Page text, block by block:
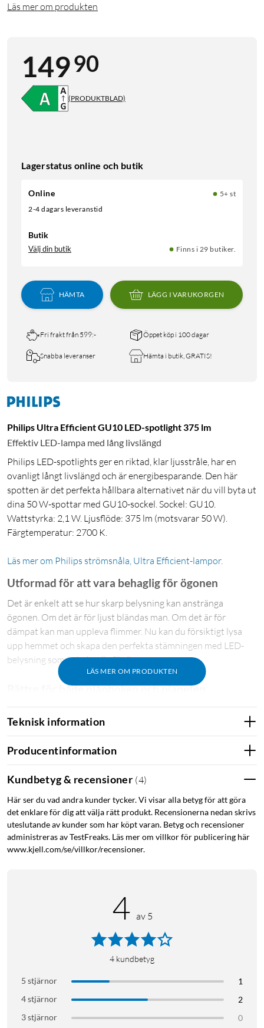
Läs mer om produkten
14990
(PRODUKTBLAD)
Lagerstatus online och butik
Online
5+ st
2-4 dagars leveranstid
Butik
Välj din butik Finns i 29 butiker.
HÄMTA LÄGG I VARUKORGEN
Fri frakt från 599:- Öppet köp i 100 dagar
Snabba leveranser Hämta i butik, GRATIS!
Philips Ultra Efficient GU10 LED-spotlight 375 lm
Effektiv LED-lampa med lång livslängd
Philips LED-spotlights ger en riktad, klar ljusstråle, har en
ovanligt långt livslängd och är energibesparande. Den här
spotten är det perfekta hållbara alternativet när du vill byta ut
dina 50 W-spottar med GU10-sockel. Sockel: GU10.
Wattstyrka: 2,1 W. Ljusflöde: 375 lm (motsvarar 50 W).
Färgtemperatur: 2700 K.
Läs mer om Philips strömsnåla, Ultra Efficient-lampor.
LÄS MER OM PRODUKTEN
Utformad för att vara behaglig för ögonen
Det är enkelt att se hur skarp belysning kan anstränga
ögonen. Om det är för ljust bländas man. Om det är för
dämpat kan man uppleva flimmer. Nu kan du försiktigt lysa
upp hemmet och skapa den perfekta stämningen med LED-
belysning som är behaglig för ögonen.
Bättre för både plånboken och planeten
Med LED-teknologi sparar du upp till 90 % energi jämfört med
en standardglödlampa. På så vis betalar lampan sig själv och
sparar pengar åt dig år efter år. Den bidrar också till att skydda
miljön.
Ljuskälla med lång livslängd – varar upp till 50 år
Med en livslängd på upp till 50 000 timmar slipper du krånglet
med att byta ljuskällor ofta och kan njuta av en perfekt
belysningslösning i mer än 50 år.
Lampans form: Riktad reflektor
Ljuskällans ytbehandling: Klar
Material i lampan: Glas
Effektivitet: 178 lm/W
Bredd: 5 cm
Färgåtergivningsindex: 80
Teknisk information
Producentinformation
Kundbetyg & recensioner (4)
Här ser du vad andra kunder tycker. Vi visar alla betyg för att göra
det enklare för dig att välja rätt produkt. Recensionerna nedan skrivs
uteslutande av kunder som har köpt varan. Betyg och recensioner
administreras av TestFreaks. Läs mer om villkor för publicering här
www.kjell.com/se/villkor/recensioner.
4 av 5
4 kundbetyg
5 stjärnor
1
4 stjärnor
2
3 stjärnor
0